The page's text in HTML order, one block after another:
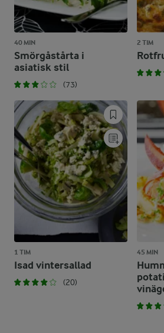
40 MIN
Smörgåstårta i
asiatisk stil
(73)
2 TIM
1 TIM
Isad vintersallad
(20)
45 MIN